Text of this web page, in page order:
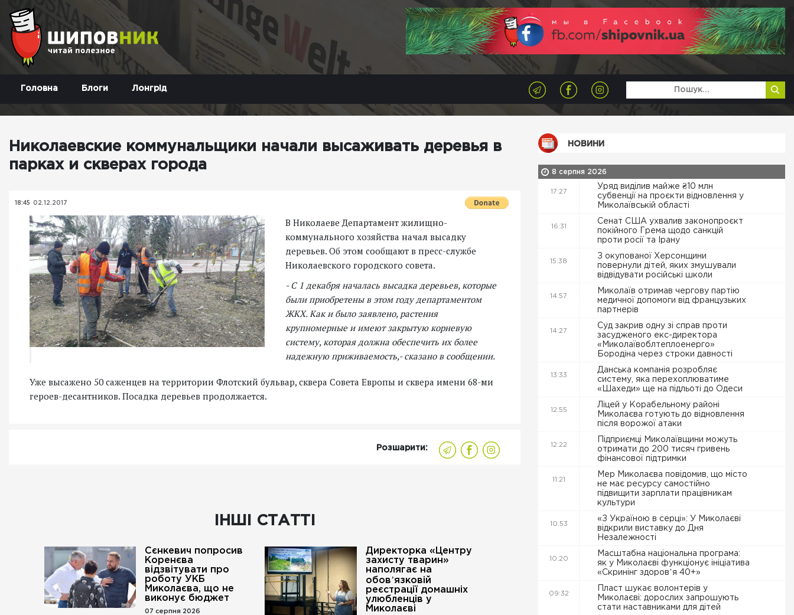
Головна Блоги Лонгрід
Николаевские коммунальщики начали высаживать деревья в
парках и скверах города
18:45 02.12.2017
В Николаеве Департамент жилищно-
коммунального хозяйства начал высадку
деревьев. Об этом сообщают в пресс-службе
Николаевского городского совета.
- С 1 декабря началась высадка деревьев, которые
были приобретены в этом году департаментом
ЖКХ. Как и было заявлено, растения
крупномерные и имеют закрытую корневую
систему, которая должна обеспечить их более
надежную приживаемость,- сказано в сообщении.
Уже высажено 50 саженцев на территории Флотский бульвар, сквера Совета Европы и сквера имени 68-ми
героев-десантников. Посадка деревьев продолжается.
Розшарити:
ІНШІ СТАТТІ
Сєнкевич попросив
Коренєва
відзвітувати про
роботу УКБ
Миколаєва, що не
виконує бюджет
07 серпня 2026
Директорка «Центру
захисту тварин»
наполягає на
обовʼязковій
реєстрації домашніх
улюбленців у
Миколаєві
НОВИНИ
8 серпня 2026
17:27
Уряд виділив майже ₴10 млн
субвенції на проєкти відновлення у
Миколаївській області
16:31
Сенат США ухвалив законопроєкт
покійного Грема щодо санкцій
проти росії та Ірану
15:38
З окупованої Херсонщини
повернули дітей, яких змушували
відвідувати російські школи
14:57
Миколаїв отримав чергову партію
медичної допомоги від французьких
партнерів
14:27
Суд закрив одну зі справ проти
засудженого екс-директора
«Миколаївоблтеплоенерго»
Бородіна через строки давності
13:33
Данська компанія розробляє
систему, яка перехоплюватиме
«Шахеди» ще на підльоті до Одеси
12:55
Ліцей у Корабельному районі
Миколаєва готують до відновлення
після ворожої атаки
12:22
Підприємці Миколаївщини можуть
отримати до 200 тисяч гривень
фінансової підтримки
11:21
Мер Миколаєва повідомив, що місто
не має ресурсу самостійно
підвищити зарплати працівникам
культури
10:53
«З Україною в серці»: У Миколаєві
відкрили виставку до Дня
Незалежності
10:20
Масштабна національна програма:
як у Миколаєві функціонує ініціатива
«Скринінг здоровʼя 40+»
09:32
Пласт шукає волонтерів у
Миколаєві: дорослих запрошують
стати наставниками для дітей